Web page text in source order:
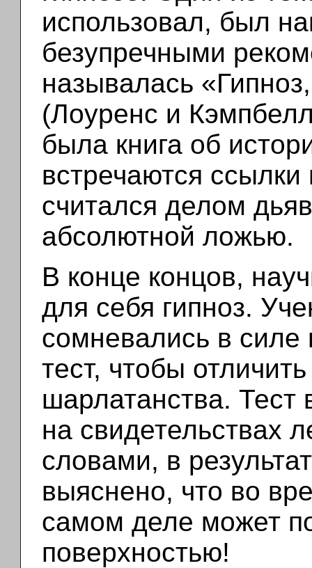
использовал, был
безупречными
называлась
(Лоуренс и
была книга об
встречаются ссылки
считался делом
абсолютной ложью.
В конце концов,
для себя гипноз.
сомневались в силе
тест, чтобы
шарлатанства.
на свидетельствах
словами, в
выяснено, что во
самом деле может
поверхностью!